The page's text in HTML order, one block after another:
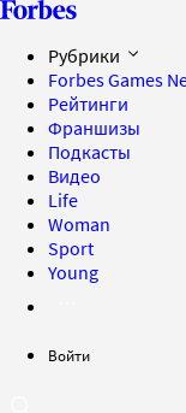
Рубрики
Forbes Games
Рейтинги
Франшизы
Подкасты
Видео
Life
Woman
Sport
Young
Войти